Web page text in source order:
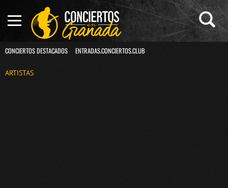
CONCIERTOS DESTACADOS ENTRADAS.CONCIERTOS.CLUB
ARTISTAS